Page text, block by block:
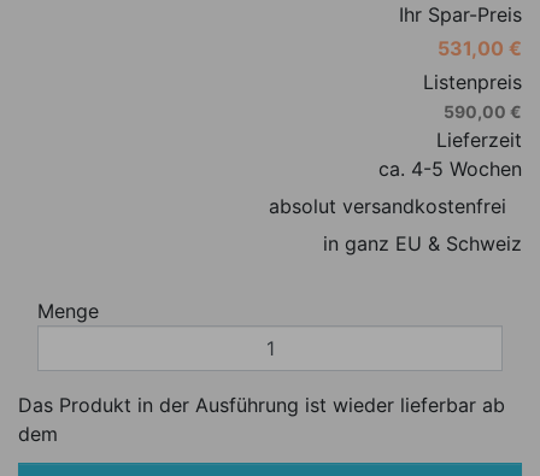
Ihr Spar-Preis
531,00 €
Listenpreis
590,00 €
Lieferzeit
ca. 4-5 Wochen
absolut versandkostenfrei
in ganz EU & Schweiz
Menge
Das Produkt in der Ausführung ist wieder lieferbar ab
dem